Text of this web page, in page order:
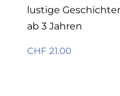
lustige
ab 3 Jahren
CHF 21.00